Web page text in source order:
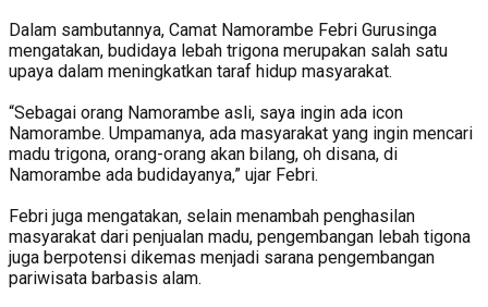
Dalam sambutannya, Camat Namorambe Febri Gurusinga
mengatakan, budidaya lebah trigona merupakan salah satu
upaya dalam meningkatkan taraf hidup masyarakat.
“Sebagai orang Namorambe asli, saya ingin ada icon
Namorambe. Umpamanya, ada masyarakat yang ingin mencari
madu trigona, orang-orang akan bilang, oh disana, di
Namorambe ada budidayanya,” ujar Febri.
Febri juga mengatakan, selain menambah penghasilan
masyarakat dari penjualan madu, pengembangan lebah tigona
juga berpotensi dikemas menjadi sarana pengembangan
pariwisata barbasis alam.